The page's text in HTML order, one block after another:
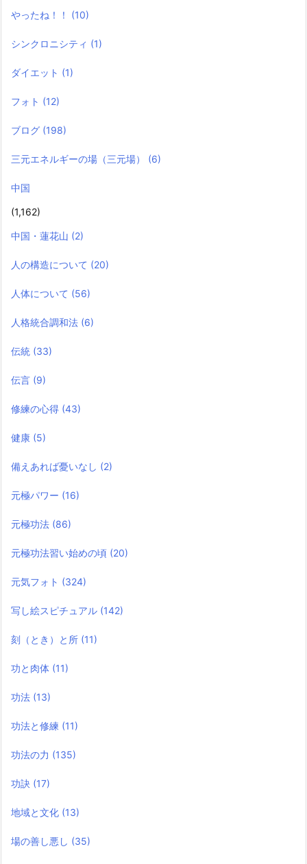
やったね！！ (10)
シンクロニシティ (1)
ダイエット (1)
フォト (12)
ブログ (198)
三元エネルギーの場（三元場） (6)
中国
(1,162)
中国・蓮花山 (2)
人の構造について (20)
人体について (56)
人格統合調和法 (6)
伝統 (33)
伝言 (9)
修練の心得 (43)
健康 (5)
備えあれば憂いなし (2)
元極パワー (16)
元極功法 (86)
元極功法習い始めの頃 (20)
元気フォト (324)
写し絵スピチュアル (142)
刻（とき）と所 (11)
功と肉体 (11)
功法 (13)
功法と修練 (11)
功法の力 (135)
功訣 (17)
地域と文化 (13)
場の善し悪し (35)